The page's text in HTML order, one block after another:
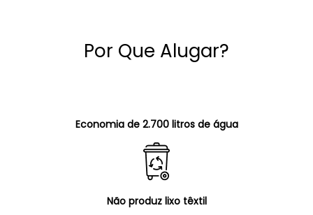
Por Que Alugar?
Economia de 2.700 litros de água
Não produz lixo têxtil